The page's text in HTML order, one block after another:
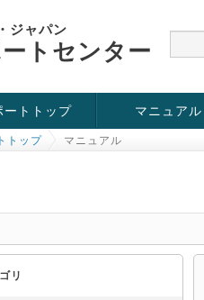
ジャパン
トセンター
ートトップ
情報
リアル
ンテナンス情報
マニュアル
KVM
OpenVZ
Windows Server
SSH接続
ドメイン
SSL
トップ マニュアル
リ